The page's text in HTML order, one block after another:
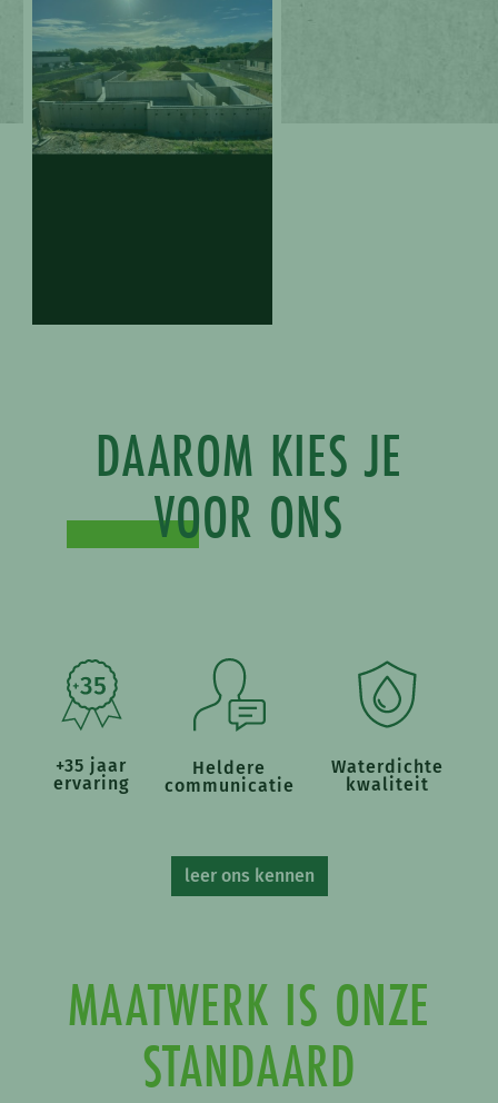
DAAROM KIES JE
VOOR ONS
+35 jaar
ervaring
Heldere
communicatie
Waterdichte
kwaliteit
leer ons kennen
MAATWERK IS ONZE
STANDAARD